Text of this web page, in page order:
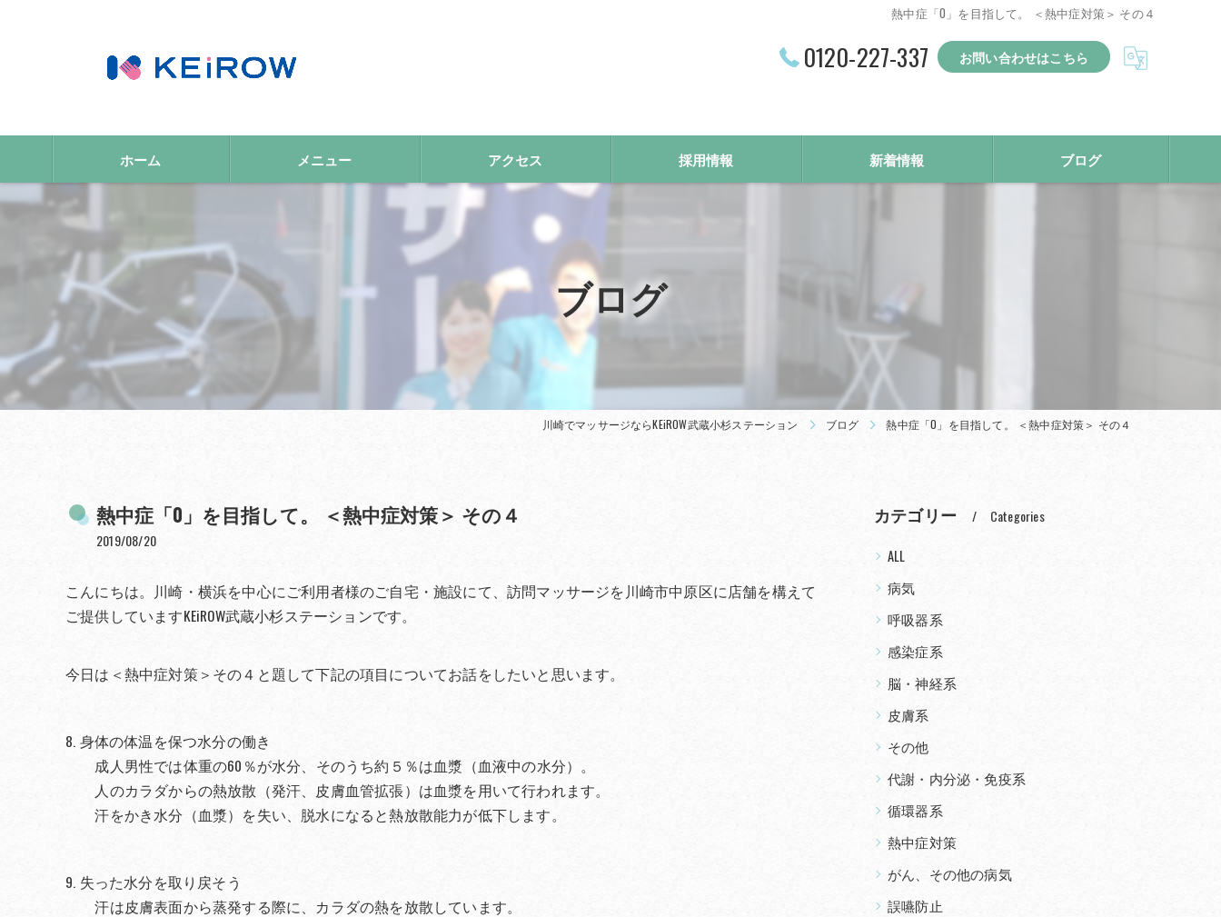
熱中症「0」を目指して。 ＜熱中症対策＞ その４
0120-227-337 お問い合わせはこちら
ホーム メニュー アクセス 採用情報 新着情報 ブログ
ブログ
川崎でマッサージならKEiROW武蔵小杉ステーション ブログ 熱中症「0」を目指して。 ＜熱中症対策＞ その４
熱中症「0」を目指して。 ＜熱中症対策＞ その４
2019/08/20
こんにちは。川崎・横浜を中心にご利用者様のご自宅・施設にて、訪問マッサージを川崎市中原区に店舗を構えて
ご提供していますKEiROW武蔵小杉ステーションです。
今日は＜熱中症対策＞その４と題して下記の項目についてお話をしたいと思います。
8. 身体の体温を保つ水分の働き
成人男性では体重の60％が水分、そのうち約５％は血漿（血液中の水分）。
人のカラダからの熱放散（発汗、皮膚血管拡張）は血漿を用いて行われます。
汗をかき水分（血漿）を失い、脱水になると熱放散能力が低下します。
9. 失った水分を取り戻そう
汗は皮膚表面から蒸発する際に、カラダの熱を放散しています。
カテゴリー Categories
ALL
病気
呼吸器系
感染症系
脳・神経系
皮膚系
その他
代謝・内分泌・免疫系
循環器系
熱中症対策
がん、その他の病気
誤嚥防止